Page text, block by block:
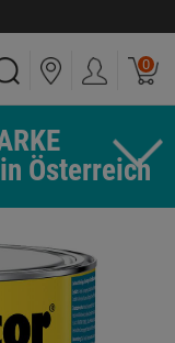
0
Österreich